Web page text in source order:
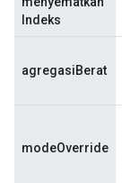
Indeks
agregasiBerat
modeOverride